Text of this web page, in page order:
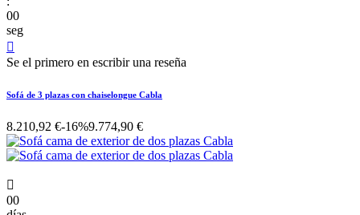
00
seg

Se el primero en escribir una reseña
Sofá de 3 plazas con chaiselongue Cabla
8.210,92 €-16%9.774,90 €

00